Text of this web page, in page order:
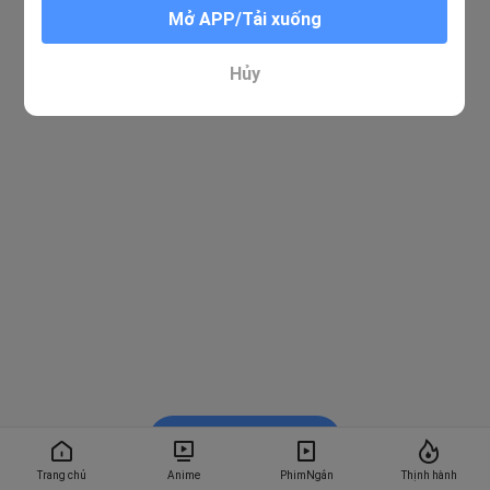
Trang chủ Anime PhimNgắn Thịnh hành
Mở APP/Tải xuống
Hủy
Xem trong BiliBili